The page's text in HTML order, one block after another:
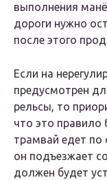
выполнения
дороги нужно
после этого
Если на
предусмотрен
рельсы, то
что это правило
трамвай едет по
он подъезжает
должен будет